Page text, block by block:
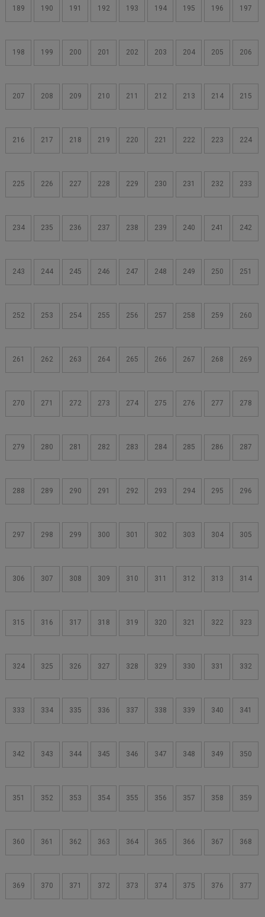
189 190 191 192 193 194 195 196 197
198 199 200 201 202 203 204 205 206
207 208 209 210 211 212 213 214 215
216 217 218 219 220 221 222 223 224
225 226 227 228 229 230 231 232 233
234 235 236 237 238 239 240 241 242
243 244 245 246 247 248 249 250 251
252 253 254 255 256 257 258 259 260
261 262 263 264 265 266 267 268 269
270 271 272 273 274 275 276 277 278
279 280 281 282 283 284 285 286 287
288 289 290 291 292 293 294 295 296
297 298 299 300 301 302 303 304 305
306 307 308 309 310 311 312 313 314
315 316 317 318 319 320 321 322 323
324 325 326 327 328 329 330 331 332
333 334 335 336 337 338 339 340 341
342 343 344 345 346 347 348 349 350
351 352 353 354 355 356 357 358 359
360 361 362 363 364 365 366 367 368
369 370 371 372 373 374 375 376 377